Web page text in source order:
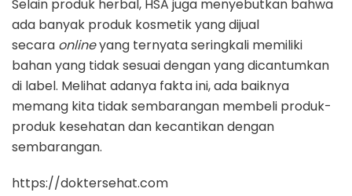
Selain produk herbal, HSA juga menyebutkan bahwa
ada banyak produk kosmetik yang dijual
secara onlineyang ternyata seringkali memiliki
bahan yang tidak sesuai dengan yang dicantumkan
di label. Melihat adanya fakta ini, ada baiknya
memang kita tidak sembarangan membeli produk-
produk kesehatan dan kecantikan dengan
sembarangan.
https://doktersehat.com